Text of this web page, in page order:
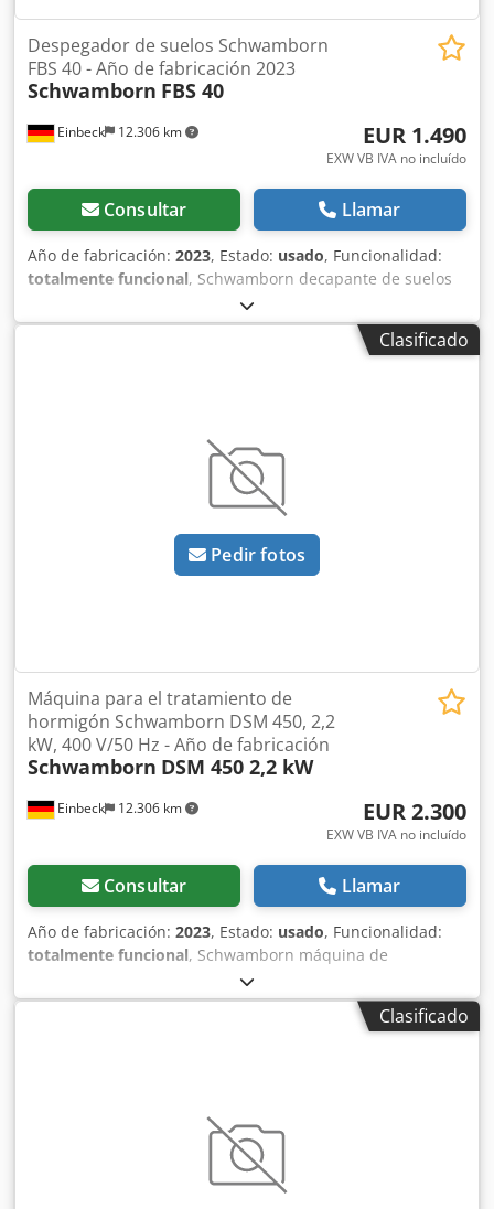
Einbeck 12.306 km
Despegador de suelos Schwamborn
FBS 40 - Año de fabricación 2023
Schwamborn FBS 40
EUR 1.490
EXW VB IVA no incluído
Consultar Llamar
Año de fabricación: 2023, Estado: usado, Funcionalidad:
totalmente funcional, Schwamborn decapante de suelos
FBS 40 — Año de fabricación 2023 Usado, proveniente de
la flota de alquiler profesional de Kurt König
Baumaschinen GmbH, Einbeck. Estado e información: -
actuales contáctenos - Inspección posible en 37574
Einbeck previa cita Crodpfoy A Havex Agpsf Precio: 1.490
EUR más IVA | EXW Einbeck | Entrega bajo consulta
Clasificado
Pedir fotos
Einbeck 12.306 km
Máquina para el tratamiento de
hormigón Schwamborn DSM 450, 2,2
kW, 400 V/50 Hz - Año de fabricación
Schwamborn DSM 450 2,2 kW
EUR 2.300
EXW VB IVA no incluído
Consultar Llamar
Año de fabricación: 2023, Estado: usado, Funcionalidad:
totalmente funcional, Schwamborn máquina de
tratamiento de hormigón DSM 450 2,2 kW 400 V/50 Hz DSM
450 2,2 kW — Año de fabricación 2023 Usada, procedente
del parque de alquiler profesional de Kurt König
Imágenes del producto próximamente — si está
interesado, contáctenos para fotos actuales - Visita posible
en 37574 Einbeck previa cita Precio 2.300 EUR más IVA |
EXW Einbeck | Entrega bajo consulta
Clasificado